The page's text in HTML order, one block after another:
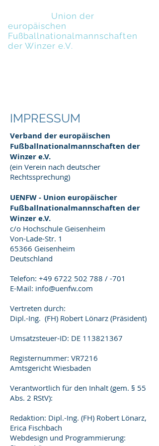
Union der
europäischen
Fußballnationalmannschaften
der Winzer e.V.
IMPRESSUM
Verband der europäischen
Fußballnationalmannschaften der
Winzer e.V.
(ein Verein nach deutscher
Rechtssprechung)
UENFW - Union europäischer
Fußballnationalmannschaften der
Winzer e.V.
c/o Hochschule Geisenheim
Von-Lade-Str. 1
65366 Geisenheim
Deutschland
Telefon: +49 6722 502 788 / -701
E-Mail: info@uenfw.com
Vertreten durch:
Dipl.-Ing. (FH) Robert Lönarz (Präsident)
Umsatzsteuer-ID: DE 113821367
Registernummer: VR7216
Amtsgericht Wiesbaden
Verantwortlich für den Inhalt (gem. § 55
Abs. 2 RStV):
Redaktion: Dipl.-Ing. (FH) Robert Lönarz,
Erica Fischbach
Webdesign und Programmierung: